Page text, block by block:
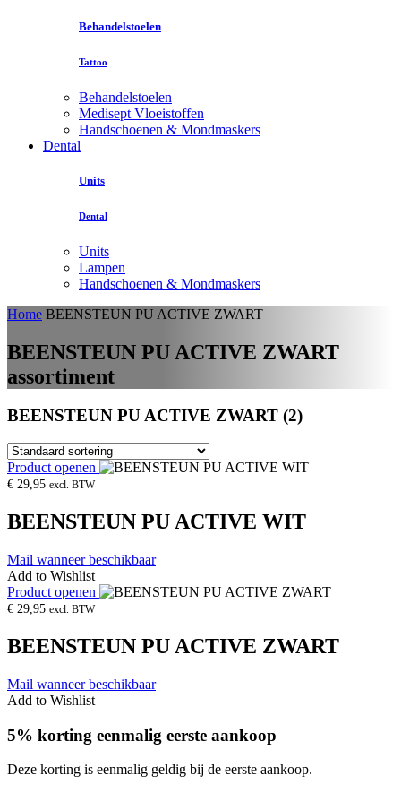
Behandelstoelen
Tattoo
Behandelstoelen
Medisept Vloeistoffen
Handschoenen & Mondmaskers
Dental
Units
Dental
Units
Lampen
Handschoenen & Mondmaskers
Home BEENSTEUN PU ACTIVE ZWART
BEENSTEUN PU ACTIVE ZWART
assortiment
BEENSTEUN PU ACTIVE ZWART (2)
Product openen
€ 29,95 excl. BTW
BEENSTEUN PU ACTIVE WIT
Mail wanneer beschikbaar
Add to Wishlist
Product openen
€ 29,95 excl. BTW
BEENSTEUN PU ACTIVE ZWART
Mail wanneer beschikbaar
Add to Wishlist
5% korting eenmalig eerste aankoop
Deze korting is eenmalig geldig bij de eerste aankoop.